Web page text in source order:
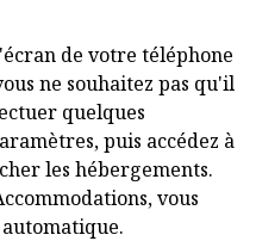
de votre téléphone
ne souhaitez pas qu'il
quelques
puis accédez à
les hébergements.
vous